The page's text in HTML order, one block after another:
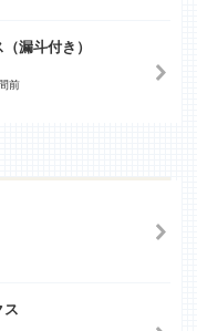
漏斗付き）
前
ス